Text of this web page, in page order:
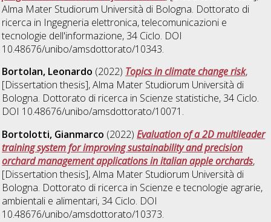
Alma Mater Studiorum Università di Bologna. Dottorato di
ricerca in Ingegneria elettronica, telecomunicazioni e
tecnologie dell'informazione, 34 Ciclo. DOI
10.48676/unibo/amsdottorato/10343.
Bortolan, Leonardo (2022) Topics in climate change risk,
[Dissertation thesis], Alma Mater Studiorum Università di
Bologna. Dottorato di ricerca in Scienze statistiche, 34 Ciclo.
DOI 10.48676/unibo/amsdottorato/10071.
Bortolotti, Gianmarco (2022)Evaluation of a 2D multileader
training system for improving sustainability and precision
orchard management applications in italian apple orchards,
[Dissertation thesis], Alma Mater Studiorum Università di
Bologna. Dottorato di ricerca in Scienze e tecnologie agrarie,
ambientali e alimentari, 34 Ciclo. DOI
10.48676/unibo/amsdottorato/10373.